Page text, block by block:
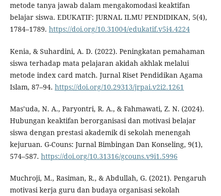
metode tanya jawab dalam mengakomodasi keaktifan
belajar siswa. EDUKATIF: JURNAL ILMU PENDIDIKAN, 5(4),
1784–1789. https://doi.org/10.31004/edukatif.v5i4.4224
Kenia, & Suhardini, A. D. (2022). Peningkatan pemahaman
siswa terhadap mata pelajaran akidah akhlak melalui
metode index card match. Jurnal Riset Pendidikan Agama
Islam, 87–94. https://doi.org/10.29313/jrpai.v2i2.1261
Mas’uda, N. A., Paryontri, R. A., & Fahmawati, Z. N. (2024).
Hubungan keaktifan berorganisasi dan motivasi belajar
siswa dengan prestasi akademik di sekolah menengah
kejuruan. G-Couns: Jurnal Bimbingan Dan Konseling, 9(1),
574–587. https://doi.org/10.31316/gcouns.v9i1.5996
Muchroji, M., Rasiman, R., & Abdullah, G. (2021). Pengaruh
motivasi kerja guru dan budaya organisasi sekolah